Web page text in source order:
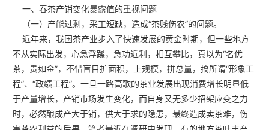
一、春茶产销变化暴露值的重视问题
（一）产能过剩，采工短缺，造成“茶贱伤农”的问题。
近年来，我国茶产业步入了快速发展的黄金时期，但一些地方
不从实际出发，心急浮躁，急功近利，相互攀比，真以为“名优
茶，贵如金”，不惜盲目扩面积，上规模，拼总量，搞所谓“形象工
程”、“政绩工程”。一旦一路高歌的茶业发展出现消费增长明显低
于产量增长，产销市场发生变化，而自身又无多少招架应变之力
时，必然酿成产大于销，供大于求的隐患，最终造成卖茶难，伤